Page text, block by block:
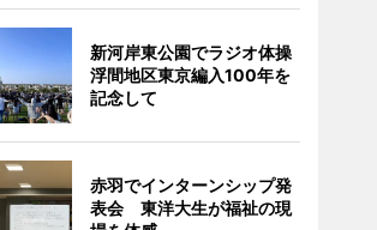
新河岸東公園でラジオ体操
浮間地区東京編入100年を
記念して
赤羽でインターンシップ発
表会 東洋大生が福祉の現